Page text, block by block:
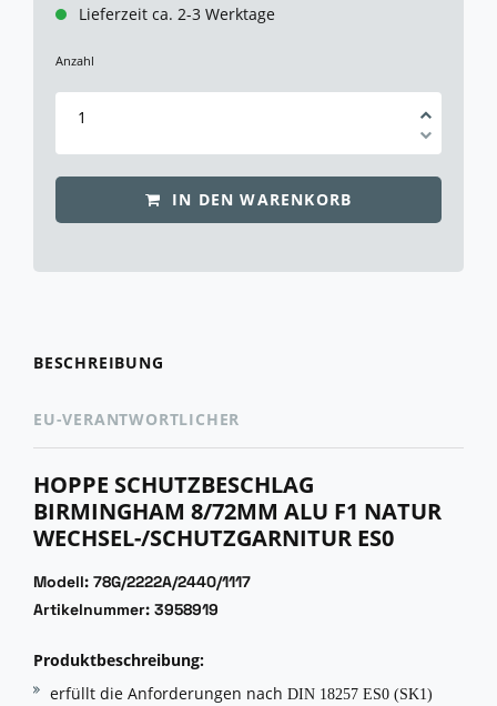
Lieferzeit ca. 2-3 Werktage
Anzahl
IN DEN WARENKORB
BESCHREIBUNG
EU-VERANTWORTLICHER
HOPPE SCHUTZBESCHLAG
BIRMINGHAM 8/72MM ALU F1 NATUR
WECHSEL-/SCHUTZGARNITUR ES0
Modell: 78G/2222A/2440/1117
Artikelnummer: 3958919
Produktbeschreibung:
erfüllt die Anforderungen nach DIN 18257 ES0 (SK1)